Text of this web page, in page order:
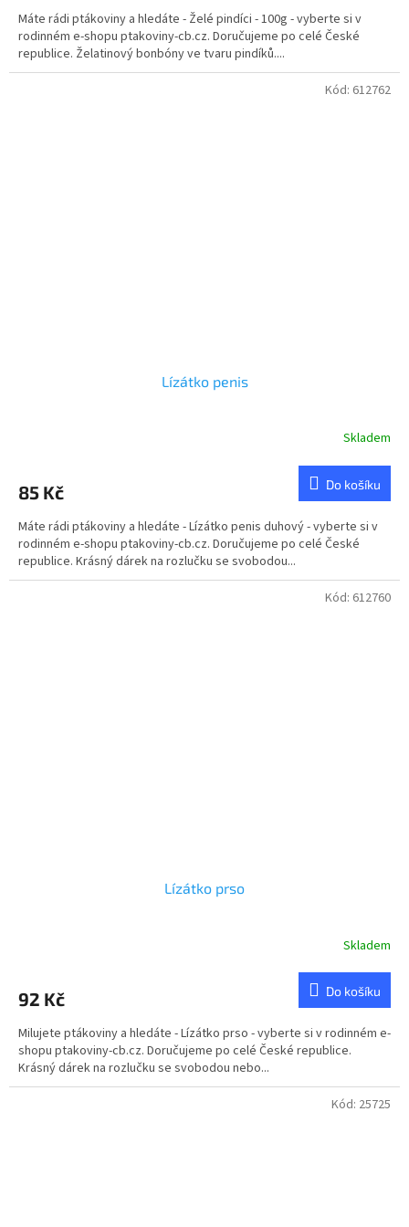
z
5
hvězdiček.
Máte rádi ptákoviny a hledáte - Želé pindíci - 100g - vyberte si v
rodinném e-shopu ptakoviny-cb.cz. Doručujeme po celé České
republice. Želatinový bonbóny ve tvaru pindíků....
Lízátko penis
Skladem
85 Kč Do košíku
Máte rádi ptákoviny a hledáte - Lízátko penis duhový - vyberte si v
rodinném e-shopu ptakoviny-cb.cz. Doručujeme po celé České
republice. Krásný dárek na rozlučku se svobodou...
Kód: 612762
Lízátko prso
Skladem
92 Kč Do košíku
Milujete ptákoviny a hledáte - Lízátko prso - vyberte si v rodinném e-
shopu ptakoviny-cb.cz. Doručujeme po celé České republice.
Krásný dárek na rozlučku se svobodou nebo...
Kód: 612760
Kód: 25725